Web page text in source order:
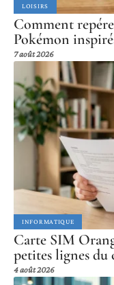
LOISIRS
Comment
Pokémon
7 août 2026
INFORMATIQUE
Carte SIM
petites lignes du
4 août 2026